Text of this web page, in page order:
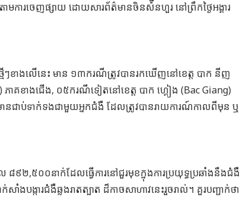
ារចេញផ្សាយ ដោយសារព័ត៌មានចិនស៉ីនហួរ នៅព្រឹកថ្ងៃអង្គារ
ាងលើនេះ មាន ១៣ករណីត្រូវបានរកឃើញនៅខេត្ត បាក នីញ
ាគខាងជើង, ០៥ករណីទៀតនៅខេត្ត បាក ហ្គៀង (Bac Giang)
ជាប់ទាក់ទងជាមួយអ្នកជំងឺ ដែលត្រូវបានរាយការណ៍កាលពីមុន ឬ
២,៥០០នាក់ដែលធ្វើការនៅជួរមុខក្នុងការប្រយុទ្ធប្រឆាំងនឹងជំងឺ
បង្ការជំងឺឆ្លងរាតត្បាត ដ៏កាចសាហាវនេះរួចរាល់។ គួរបញ្ជាក់ថា